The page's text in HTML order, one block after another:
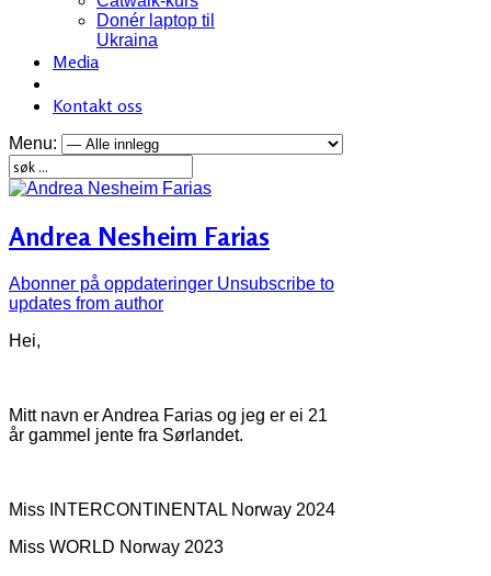
Donér laptop til
Ukraina
Media
Kontakt oss
Menu:
Andrea Nesheim Farias
Abonner på oppdateringer Unsubscribe to
updates from author
Hei,
Mitt navn er Andrea Farias og jeg er ei 21
år gammel jente fra Sørlandet.
Miss INTERCONTINENTAL Norway 2024
Miss WORLD Norway 2023